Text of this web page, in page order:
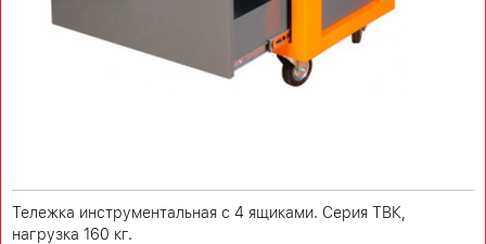
Тележка инструментальная с 4 ящиками. Серия ТВК,
нагрузка 160 кг.